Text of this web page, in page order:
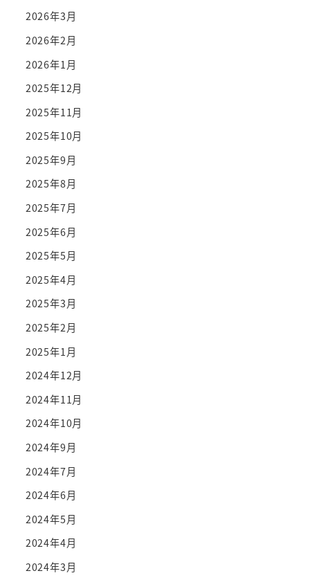
2026年3月
2026年2月
2026年1月
2025年12月
2025年11月
2025年10月
2025年9月
2025年8月
2025年7月
2025年6月
2025年5月
2025年4月
2025年3月
2025年2月
2025年1月
2024年12月
2024年11月
2024年10月
2024年9月
2024年7月
2024年6月
2024年5月
2024年4月
2024年3月